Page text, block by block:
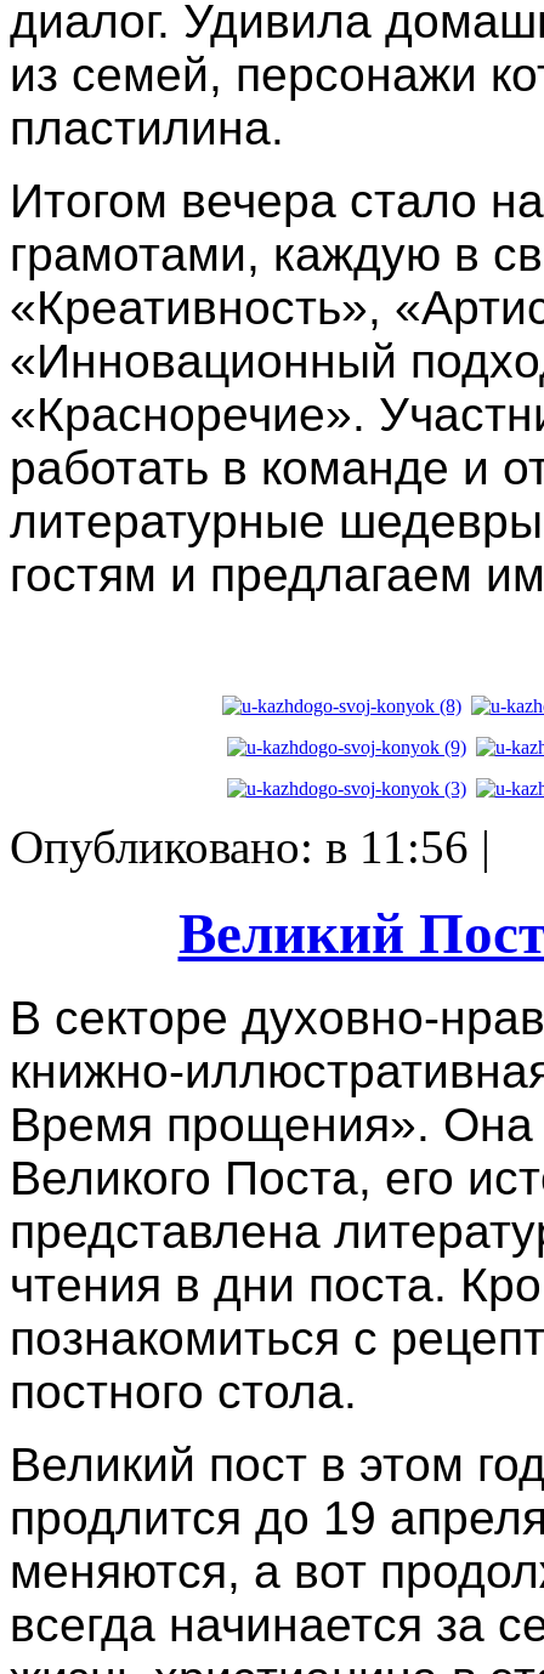
диалог. Удивила
из семей, персонажи
пластилина.
Итогом вечера стало
грамотами, каждую в
«Креативность»,
«Инновационный
«Красноречие».
работать в команде и
литературные
гостям и предлагаем
Опубликовано: в 11:56 |
Великий
В секторе духовно-
книжно-
Время прощения». Она
Великого Поста, его
представлена
чтения в дни поста.
познакомиться с
постного стола.
Великий пост в этом
продлится до 19
меняются, а вот
всегда начинается за